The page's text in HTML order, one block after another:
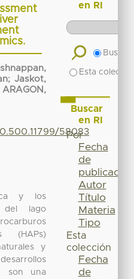
;Jaskot,
58083
y los
del lago
(HAPs)
y
son una
en RI
Buscar
Esta
Buscar
en RI
Por
Fecha
de
publicación
Autor
Título
Materia
Tipo
Esta
colección
Fecha
de